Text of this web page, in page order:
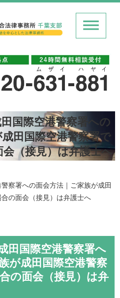
田国際空港警察署への
田国際空港警察署で
（接見）は弁護士へ
察署への面会方法｜ご家族が成田
の面会（接見）は弁護士へ
田国際空港警察署へ
が成田国際空港警察
の面会（接見）は弁